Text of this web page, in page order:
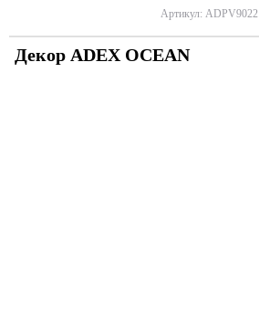
Артикул: ADPV9022
Декор ADEX OCEAN